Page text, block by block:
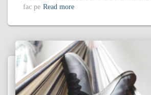
fac pe Read more